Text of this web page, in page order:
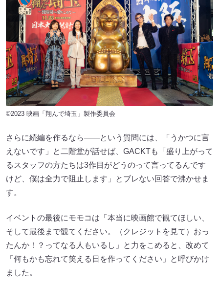
©2023 映画「翔んで埼玉」製作委員会
さらに続編を作るなら――という質問には、「うかつに言
えないです」と二階堂が話せば、GACKTも「盛り上がって
るスタッフの方たちは3作目がどうのって言ってるんです
けど、僕は全力で阻止します」とブレない回答で沸かせま
す。
イベントの最後にモモコは「本当に映画館で観てほしい、
そして最後まで観てください。（クレジットを見て）おっ
たんか！？ってなる人もいるし」と力をこめると、改めて
「何もかも忘れて笑える日を作ってください」と呼びかけ
ました。